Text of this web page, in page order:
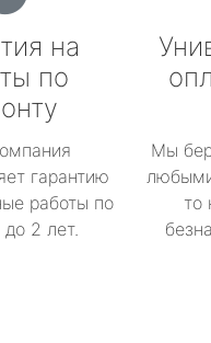
на
по
гарантию
работы по
2 лет.
Мы
то